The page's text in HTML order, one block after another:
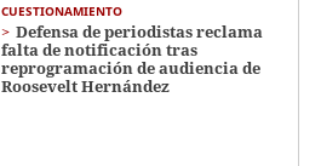
CUESTIONAMIENTO
Defensa de periodistas reclama
falta de notificación tras
reprogramación de audiencia de
Roosevelt Hernández